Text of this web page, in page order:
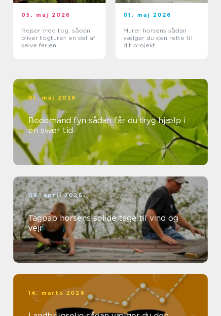
05. maj 2026
Rejser med tog: sådan
bliver togturen en del af
selve ferien
01. maj 2026
Murer horsens sådan
vælger du den rette til
dit projekt
01. maj 2026
Bedemand fyn sådan får du tryg hjælp i
en svær tid
09. april 2026
Tagpap horsens solide tage til vind og
vejr
14. marts 2026